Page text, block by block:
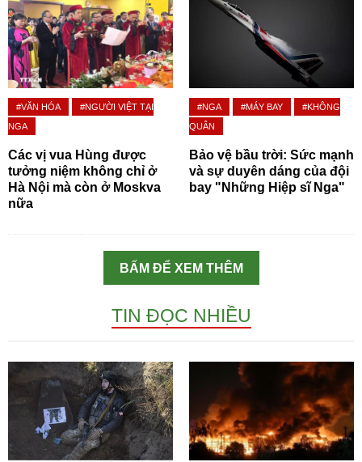
#VĂN HÓA
#NGƯỜI VIỆT TẠI
NGA
Các vị vua Hùng được
tưởng niệm không chỉ ở
Hà Nội mà còn ở Moskva
nữa
#NGA #MÁY BAY
#KHÔNG
QUÂN
Bảo vệ bầu trời: Sức mạnh
và sự duyên dáng của đội
bay "Những Hiệp sĩ Nga"
BẤM ĐỂ XEM THÊM
TIN ĐỌC NHIỀU